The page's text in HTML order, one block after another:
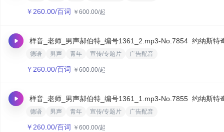
￥ 260.00/百词 ￥ 600.00/起
样音_老师_男声郝伯特_编号1361_2.mp3-No.7854 约纳斯特
德语 男声 青年 宣传/专题片 广告配音
￥ 260.00/百词 ￥ 600.00/起
样音_老师_男声郝伯特_编号1361_1.mp3-No.7855 约纳斯特
德语 男声 青年 宣传/专题片 广告配音
￥ 260.00/百词 ￥ 600.00/起